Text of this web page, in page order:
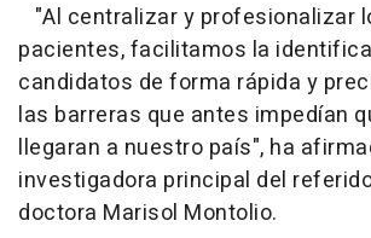
"Al centralizar y profesionalizar
pacientes, facilitamos la
candidatos de forma rápida y
las barreras que antes impedían
llegaran a nuestro país", ha
investigadora principal del
doctora Marisol Montolio.